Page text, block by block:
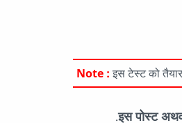
Note : इस टेस्ट को
.इस पोस्ट